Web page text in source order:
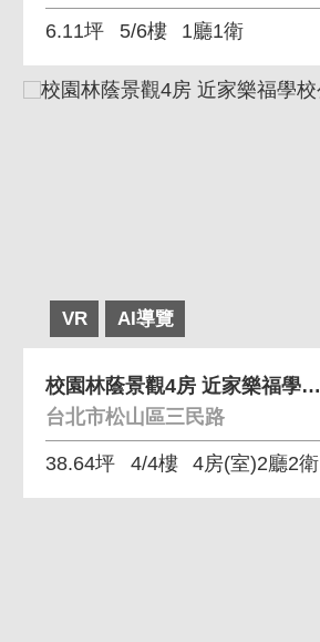
6.11坪 5/6樓 1廳1衛
VR AI導覽
校園林蔭景觀4房 近家樂福學校公園
台北市松山區三民路
38.64坪 4/4樓 4房(室)2廳2衛